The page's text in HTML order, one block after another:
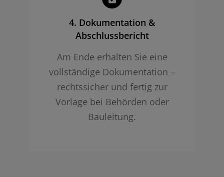
4. Dokumentation &
Abschlussbericht
Am Ende erhalten Sie eine
vollständige Dokumentation –
rechtssicher und fertig zur
Vorlage bei Behörden oder
Bauleitung.